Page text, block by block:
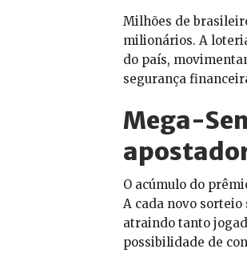
Milhões de
milionários. A
do país,
segurança
Mega-
O acúmulo do
A cada novo
atraindo tanto
possibilidade de